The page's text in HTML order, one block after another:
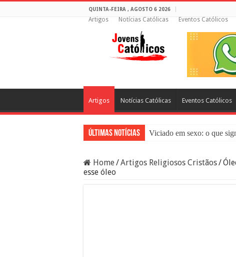
QUINTA-FEIRA , AGOSTO 6 2026
Artigos Notícias Católicas Eventos Católicos
Artigos Notícias Católicas Eventos Católicos
Últimas Notícias
Viciado em sexo: o que
Filme Sagrado Coração –
Home/Artigos Religiosos Cristãos/
esse óleo